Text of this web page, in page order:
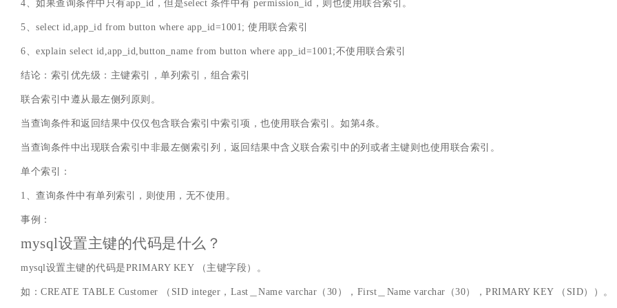
4、如果查询条件中只有app_id，但是select 条件中有 permission_id，则也使用联合索引。
5、select id,app_id from button where app_id=1001; 使用联合索引
6、explain select id,app_id,button_name from button where app_id=1001;不使用联合索引
结论：索引优先级：主键索引，单列索引，组合索引
联合索引中遵从最左侧列原则。
当查询条件和返回结果中仅仅包含联合索引中索引项，也使用联合索引。如第4条。
当查询条件中出现联合索引中非最左侧索引列，返回结果中含义联合索引中的列或者主键则也使用联合索引。
单个索引：
1、查询条件中有单列索引，则使用，无不使用。
事例：
mysql设置主键的代码是什么？
mysql设置主键的代码是PRIMARY KEY （主键字段）。
如：CREATE TABLE Customer （SID integer，Last＿Name varchar（30），First＿Name varchar（30），PRIMARY KEY （SID））。